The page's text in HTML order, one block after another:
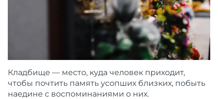
Кладбище — место, куда человек приходит,
чтобы почтить память усопших близких, побыть
наедине с воспоминаниями о них.